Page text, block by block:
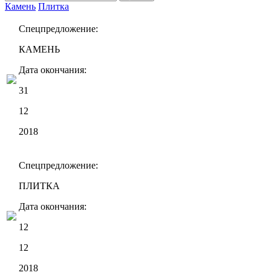
Камень Плитка
Спецпредложение:
КАМЕНЬ
Дата окончания:
31
12
2018
Спецпредложение:
ПЛИТКА
Дата окончания:
12
12
2018